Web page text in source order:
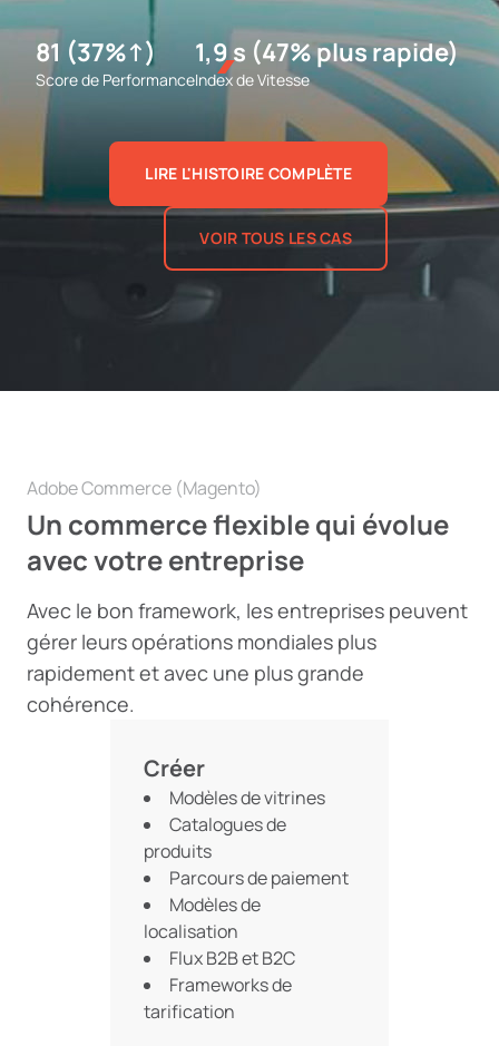
81 (37%↑)
Score de Performance
1,9 s (47% plus rapide)
Index de Vitesse
LIRE L'HISTOIRE COMPLÈTE
VOIR TOUS LES CAS
Adobe Commerce (Magento)
Un commerce flexible qui évolue
avec votre entreprise
Avec le bon framework, les entreprises peuvent
gérer leurs opérations mondiales plus
rapidement et avec une plus grande
cohérence.
Créer
Modèles de vitrines
Catalogues de
produits
Parcours de paiement
Modèles de
localisation
Flux B2B et B2C
Frameworks de
tarification